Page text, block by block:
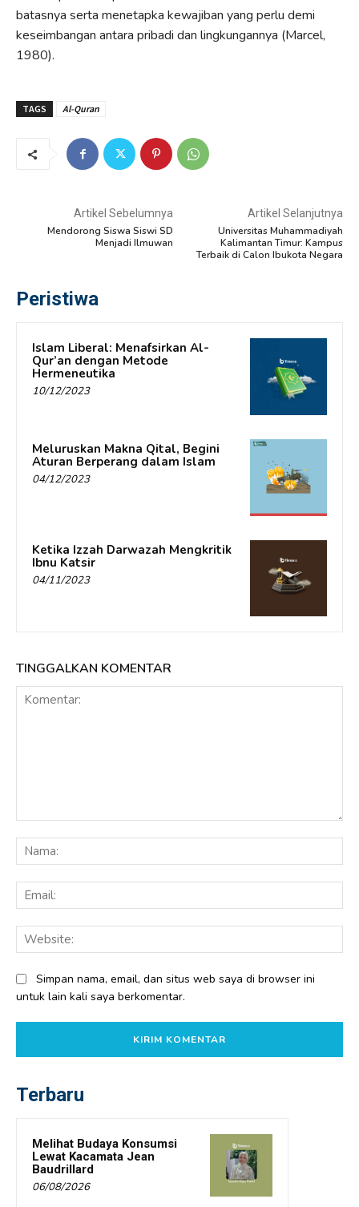
batasnya serta menetapka kewajiban yang perlu demi
keseimbangan antara pribadi dan lingkungannya (Marcel,
1980).
TAGS Al-Quran
Artikel Sebelumnya
Mendorong Siswa Siswi SD
Menjadi Ilmuwan
Artikel Selanjutnya
Universitas Muhammadiyah
Kalimantan Timur: Kampus
Terbaik di Calon Ibukota Negara
Peristiwa
Islam Liberal: Menafsirkan Al-
Qur’an dengan Metode
Hermeneutika
10/12/2023
Meluruskan Makna Qital, Begini
Aturan Berperang dalam Islam
04/12/2023
Ketika Izzah Darwazah Mengkritik
Ibnu Katsir
04/11/2023
TINGGALKAN KOMENTAR
Simpan nama, email, dan situs web saya di browser ini
untuk lain kali saya berkomentar.
Terbaru
Melihat Budaya Konsumsi
Lewat Kacamata Jean
Baudrillard
06/08/2026